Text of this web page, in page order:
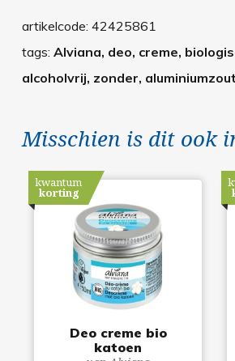
artikelcode: 42425861
tags: Alviana, deo, creme,
alcoholvrij, zonder,
Misschien is dit ook
Deo creme bio
katoen
kwantum
korting